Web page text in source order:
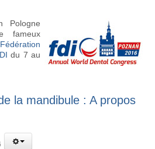
Pologne
fameux
du 7 au
la mandibule : A propos